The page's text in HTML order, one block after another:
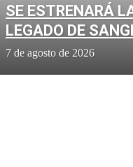
SE ESTRENARÁ
LEGADO DE
7 de agosto de 2026